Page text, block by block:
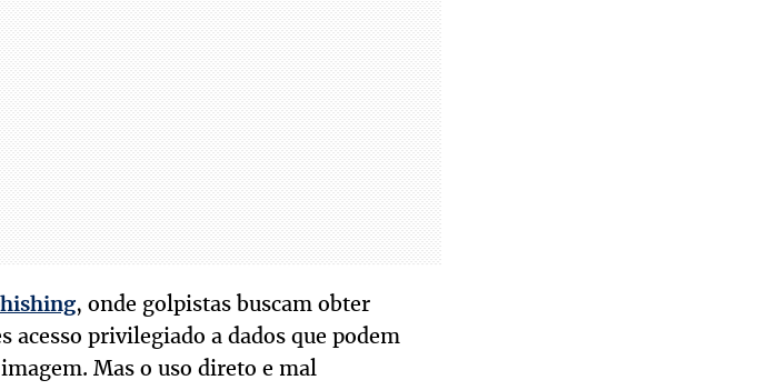
, onde golpistas buscam obter
acesso privilegiado a dados que podem
Mas o uso direto e mal